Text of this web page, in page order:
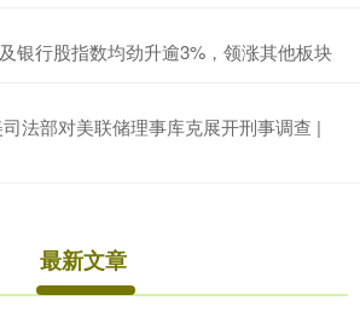
银行股指数均劲升逾3%，领涨其他板块
法部对美联储理事库克展开刑事调查 |
最新文章